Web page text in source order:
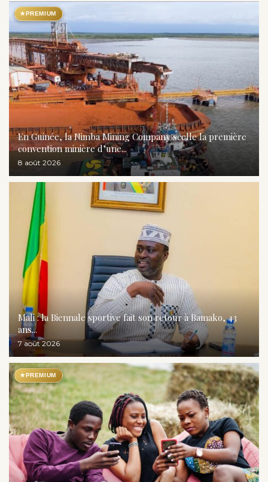
★PREMIUM
En Guinée, la Nimba Mining Company scelle la première
convention minière d’une...
8 août 2026
Mali : la Biennale sportive fait son retour à Bamako, 43
ans...
7 août 2026
★PREMIUM